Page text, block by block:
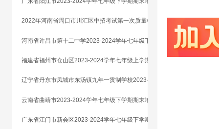
2022年河南省周口市川汇区中招考试第一次质量检测地理试题
河南省许昌市第十二中学2023-2024学年七年级下学期期末地理试题
福建省福州市仓山区2023-2024学年七年级上学期期末地理试卷
云南省曲靖市2023-2024学年七年级下学期期末地理试题
广东省江门市新会区2023-2024学年七年级下学期期末地理试题